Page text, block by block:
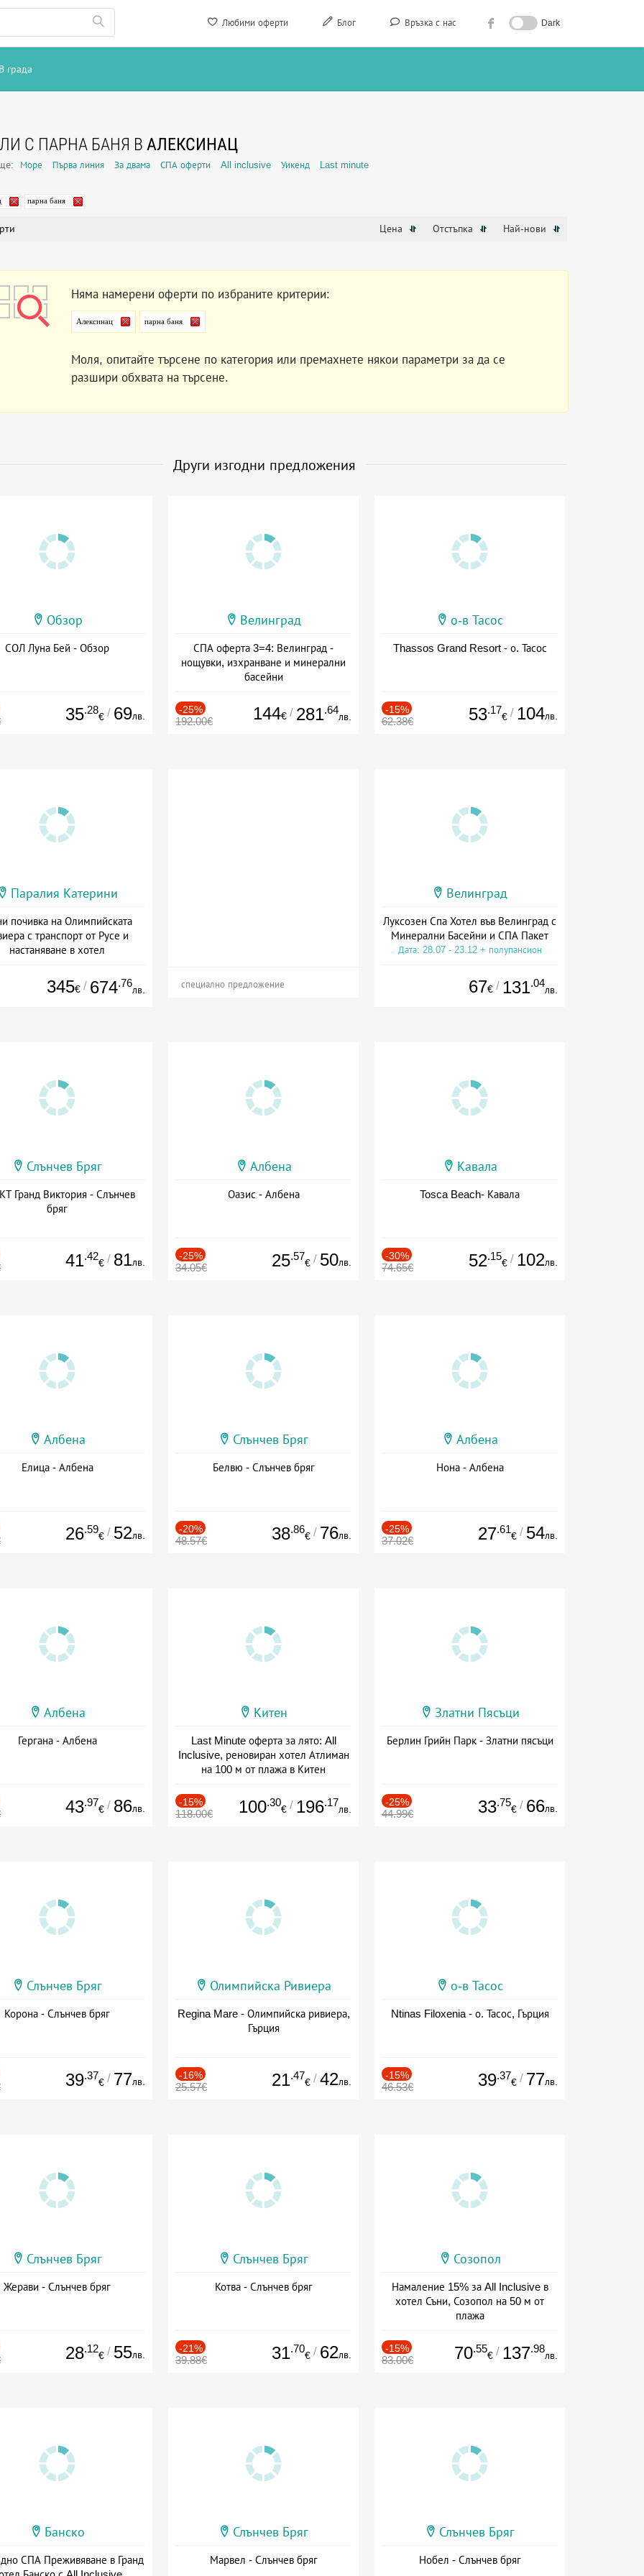
Любими оферти Блог Връзка с нас Dark
В града
С ПАРНА БАНЯ В АЛЕКСИНАЦ
Море Първа линия За двама СПА оферти All inclusive Уикенд Last minute
парна баня
Цена Отстъпка Най-нови
Няма намерени оферти по избраните критерии:
Алексинац парна баня
Моля, опитайте търсене по категория или премахнете някои параметри за да се
разшири обхвата на търсене.
Други изгодни предложения
Обзор
СОЛ Луна Бей - Обзор
35.28
€ / 69лв.
Велинград
СПА оферта 3=4: Велинград -
нощувки, изхранване и минерални
басейни
-25%
192.00€ 144€ / 281.64
лв.
о-в Тасос
Thassos Grand Resort - о. Тасос
-15%
62.38€ 53.17
€ / 104лв.
Паралия Катерини
почивка на Олимпийската
с транспорт от Русе и
настаняване в хотел
345€ / 674.76
лв. специално предложение
Велинград
Луксозен Спа Хотел във Велинград с
Минерални Басейни и СПА Пакет
Дата: 28.07 - 23.12 + полупансион
67€ / 131.04
лв.
Слънчев Бряг
Гранд Виктория - Слънчев
бряг
41.42
€ / 81лв.
Албена
Оазис - Албена
-25%
34.05€ 25.57
€ / 50лв.
Кавала
Tosca Beach- Кавала
-30%
74.65€ 52.15
€ / 102лв.
Албена
Елица - Албена
26.59
€ / 52лв.
Слънчев Бряг
Белвю - Слънчев бряг
-20%
48.57€ 38.86
€ / 76лв.
Албена
Нона - Албена
-25%
37.02€ 27.61
€ / 54лв.
Албена
Гергана - Албена
43.97
€ / 86лв.
Китен
Last Minute оферта за лято: All
Inclusive, реновиран хотел Атлиман
на 100 м от плажа в Китен
-15%
118.00€ 100.30
€ / 196.17
лв.
Златни Пясъци
Берлин Грийн Парк - Златни пясъци
-25%
44.99€ 33.75
€ / 66лв.
Слънчев Бряг
Корона - Слънчев бряг
39.37
€ / 77лв.
Олимпийска Ривиера
Regina Mare - Олимпийска ривиера,
Гърция
-16%
25.57€ 21.47
€ / 42лв.
о-в Тасос
Ntinas Filoxenia - о. Тасос, Гърция
-15%
46.53€ 39.37
€ / 77лв.
Слънчев Бряг
Жерави - Слънчев бряг
28.12
€ / 55лв.
Слънчев Бряг
Котва - Слънчев бряг
-21%
39.88€ 31.70
€ / 62лв.
Созопол
Намаление 15% за All Inclusive в
хотел Съни, Созопол на 50 м от
плажа
-15%
83.00€ 70.55
€ / 137.98
лв.
Банско
СПА Преживяване в Гранд
Слънчев Бряг
Марвел - Слънчев бряг
Слънчев Бряг
Нобел - Слънчев бряг